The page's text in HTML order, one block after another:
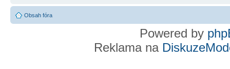
Obsah fóra
Powered by
Reklama na